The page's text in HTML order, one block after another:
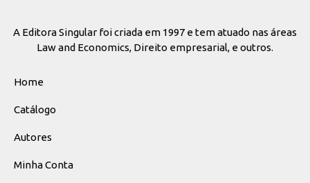
A Editora Singular foi criada em 1997 e tem atuado nas áreas
Law and Economics, Direito empresarial, e outros.
Home
Catálogo
Autores
Minha Conta